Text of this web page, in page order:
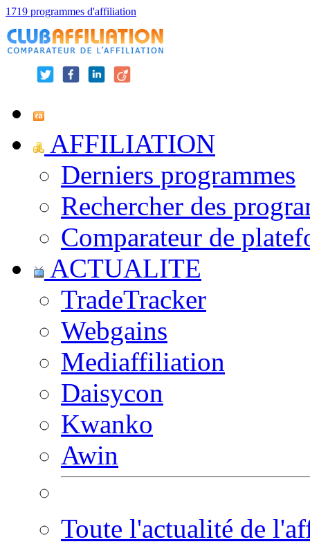
1719 programmes d'affiliation
AFFILIATION
Derniers programmes
Rechercher des
Comparateur de
ACTUALITE
TradeTracker
Webgains
Mediaffiliation
Daisycon
Kwanko
Awin
Toute l'actualité de